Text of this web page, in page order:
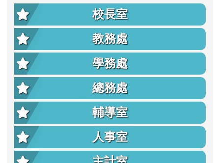
校長室
教務處
學務處
總務處
輔導室
人事室